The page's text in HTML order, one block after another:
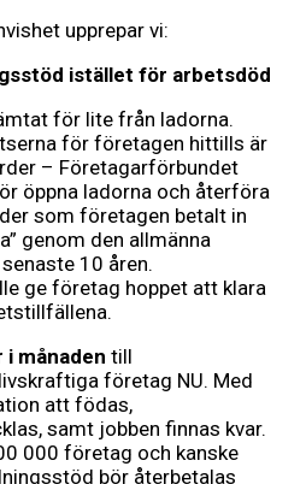
upprepar vi:
istället för arbetsdöd
för lite från ladorna.
för företagen hittills är
– Företagarförbundet
öppna ladorna och återföra
som företagen betalt in
genom den allmänna
10 åren.
ge företag hoppet att klara
i månaden till
företag NU. Med
att födas,
samt jobben finnas kvar.
000 företag och kanske
bör återbetalas